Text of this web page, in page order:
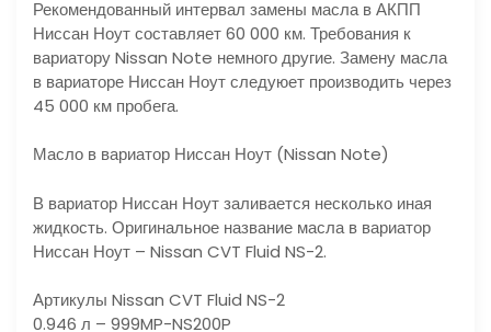
Рекомендованный интервал замены масла в АКПП
Ниссан Ноут составляет 60 000 км. Требования к
вариатору Nissan Note немного другие. Замену масла
в вариаторе Ниссан Ноут следуюет производить через
45 000 км пробега.
Масло в вариатор Ниссан Ноут (Nissan Note)
В вариатор Ниссан Ноут заливается несколько иная
жидкость. Оригинальное название масла в вариатор
Ниссан Ноут – Nissan CVT Fluid NS-2.
Артикулы Nissan CVT Fluid NS-2
0.946 л – 999MP-NS200P